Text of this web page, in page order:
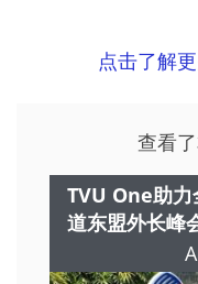
点击了解
查看
TVU One助力
道东盟外长峰